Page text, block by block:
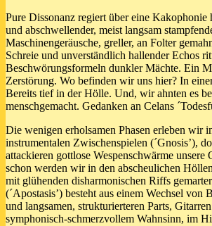
Pure Dissonanz regiert über eine Kakophonie
und abschwellender, meist langsam
Maschinengeräusche, greller, an Folter
Schreie und unverständlich hallender Echos
Beschwörungsformeln dunkler Mächte. Ein
Zerstörung. Wo befinden wir uns hier? In
Bereits tief in der Hölle. Und, wir ahnten es
menschgemacht. Gedanken an Celans
Die wenigen erholsamen Phasen erleben wir
instrumentalen Zwischenspielen (´Gnosis’),
attackieren gottlose Wespenschwärme unsere
schon werden wir in den abscheulichen
mit glühenden disharmonischen Riffs
(´Apostasis’) besteht aus einem Wechsel von
und langsamen, strukturierteren Parts,
symphonisch-schmerzvollem Wahnsinn, im